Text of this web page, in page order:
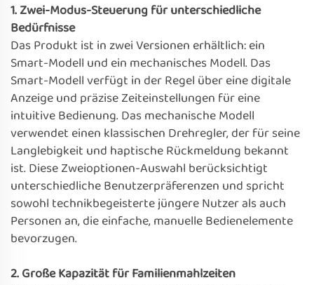
1. Zwei-Modus-Steuerung für unterschiedliche
Bedürfnisse
Das Produkt ist in zwei Versionen erhältlich: ein
Smart-Modell und ein mechanisches Modell. Das
Smart-Modell verfügt in der Regel über eine digitale
Anzeige und präzise Zeiteinstellungen für eine
intuitive Bedienung. Das mechanische Modell
verwendet einen klassischen Drehregler, der für seine
Langlebigkeit und haptische Rückmeldung bekannt
ist. Diese Zweioptionen-Auswahl berücksichtigt
unterschiedliche Benutzerpräferenzen und spricht
sowohl technikbegeisterte jüngere Nutzer als auch
Personen an, die einfache, manuelle Bedienelemente
bevorzugen.
2. Große Kapazität für Familienmahlzeiten